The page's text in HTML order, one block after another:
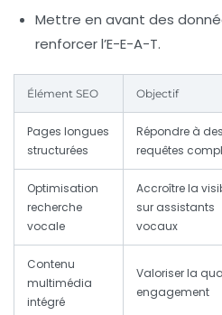
Mettre en avant des
renforcer l’E-E-A-T.
Élément SEO Objectif
Pages longues
structurées
Répondre à des
requêtes
Optimisation
recherche
vocale
Accroître la
sur assistants
vocaux
Contenu
multimédia
intégré
Valoriser la
engagement